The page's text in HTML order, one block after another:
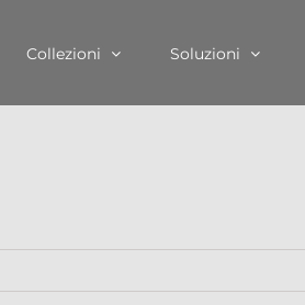
Collezioni Soluzioni